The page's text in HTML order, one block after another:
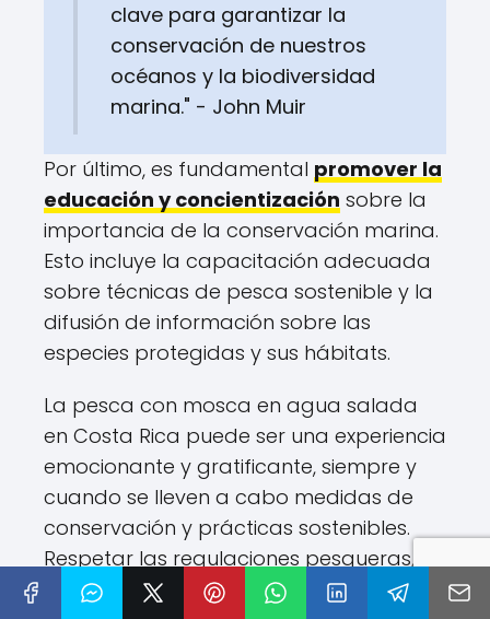
clave para garantizar la
conservación de nuestros
océanos y la biodiversidad
marina." - John Muir
Por último, es fundamental promover la
educación y concientización sobre la
importancia de la conservación marina.
Esto incluye la capacitación adecuada
sobre técnicas de pesca sostenible y la
difusión de información sobre las
especies protegidas y sus hábitats.
La pesca con mosca en agua salada
en Costa Rica puede ser una experiencia
emocionante y gratificante, siempre y
cuando se lleven a cabo medidas de
conservación y prácticas sostenibles.
Respetar las regulaciones pesqueras,
utilizar materiales biodegradables y